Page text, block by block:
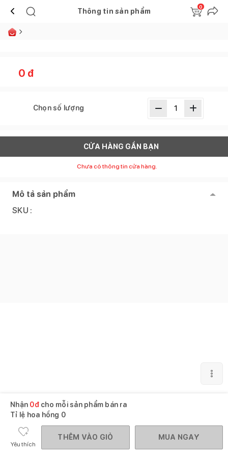
Thông tin sản phẩm
0
0 đ
Chọn số lượng
CỬA HÀNG GẦN BẠN
Chưa có thông tin cửa hàng.
Mô tả sản phẩm
SKU :
Nhận 0đcho mỗi sản phẩm bán ra
Tỉ lệ hoa hồng 0
Yêu thích
THÊM VÀO GIỎ MUA NGAY